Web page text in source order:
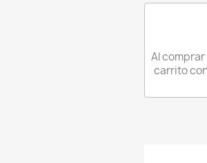
Al
carrito